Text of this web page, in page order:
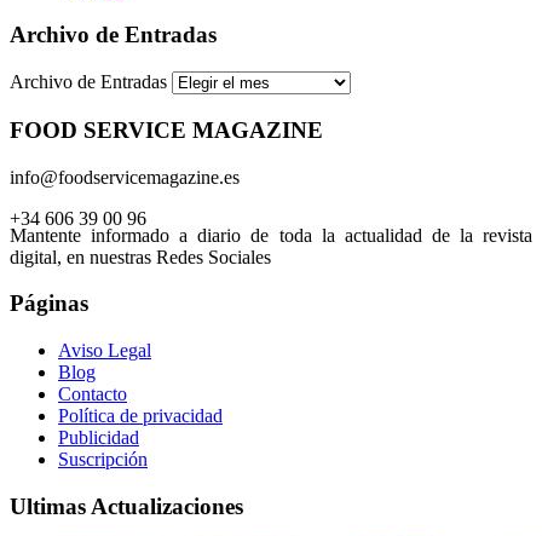
Archivo de Entradas
Archivo de Entradas
FOOD SERVICE MAGAZINE
info@foodservicemagazine.es
+34 606 39 00 96
Mantente informado a diario de toda la actualidad de la revista
digital, en nuestras Redes Sociales
Páginas
Aviso Legal
Blog
Contacto
Política de privacidad
Publicidad
Suscripción
Ultimas Actualizaciones